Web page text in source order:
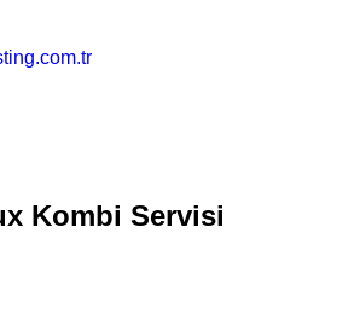
Kombi Servisi